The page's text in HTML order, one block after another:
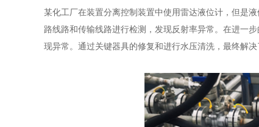
某化工厂在装置分离控制装置中使用雷达液位计，但是
路线路和传输线路进行检测，发现反射率异常。在进一
现异常。通过关键器具的修复和进行水压清洗，最终解决